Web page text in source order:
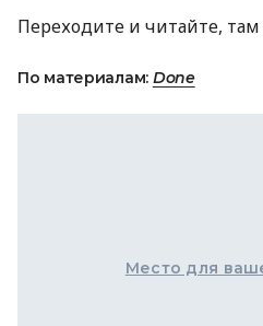
Переходите и читайте,
По материалам: Done
Место для